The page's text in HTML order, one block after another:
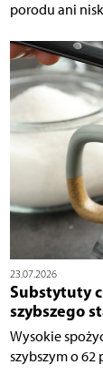
porodu ani
23.07.2026
Substytuty
szybszego
Wysokie
szybszym o 62